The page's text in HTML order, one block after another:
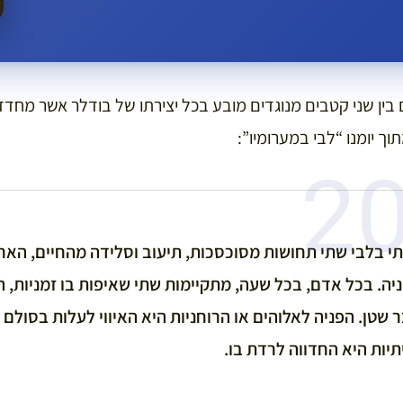
שני קטבים מנוגדים מובע בכל יצירתו של בודלר אשר מחדד
יומנו “לבי במערומיו”:
בלבי שתי תחושות מסוכסכות, תיעוב וסלידה מהחיים,
בכל אדם, בכל שעה, מתקיימות שתי שאיפות בו
שטן. הפניה לאלוהים או הרוחניות היא האיווי לעלות
היא החדווה לרדת בו.